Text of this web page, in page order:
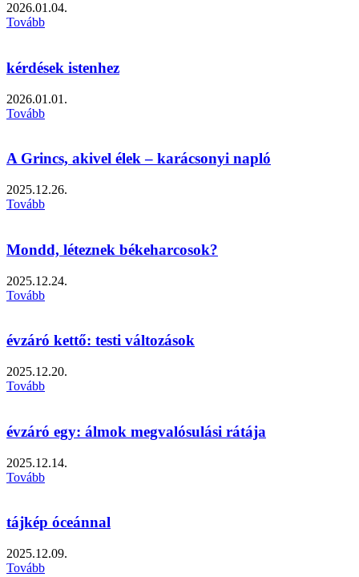
2026.01.04.
Tovább
kérdések istenhez
2026.01.01.
Tovább
A Grincs, akivel élek – karácsonyi napló
2025.12.26.
Tovább
Mondd, léteznek békeharcosok?
2025.12.24.
Tovább
évzáró kettő: testi változások
2025.12.20.
Tovább
évzáró egy: álmok megvalósulási rátája
2025.12.14.
Tovább
tájkép óceánnal
2025.12.09.
Tovább